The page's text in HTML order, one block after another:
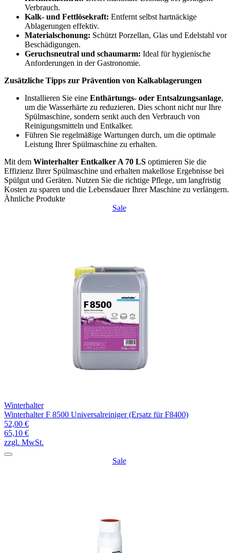
Verbrauch.
Kalk- und Fettlösekraft: Entfernt selbst hartnäckige
Ablagerungen effektiv.
Materialschonung: Schützt Porzellan, Glas und Edelstahl vor
Beschädigungen.
Geruchsneutral und schaumarm: Ideal für hygienische
Anforderungen in der Gastronomie.
Zusätzliche Tipps zur Prävention von Kalkablagerungen
Installieren Sie eine Enthärtungs- oder Entsalzungsanlage,
um die Wasserhärte zu reduzieren. Dies schont nicht nur Ihre
Spülmaschine, sondern senkt auch den Verbrauch von
Reinigungsmitteln und Entkalker.
Führen Sie regelmäßige Wartungen durch, um die optimale
Leistung Ihrer Spülmaschine zu erhalten.
Mit dem Winterhalter Entkalker A 70 LS optimieren Sie die
Effizienz Ihrer Spülmaschine und erhalten makellose Ergebnisse bei
Spülgut und Geräten. Nutzen Sie die richtige Pflege, um langfristig
Kosten zu sparen und die Lebensdauer Ihrer Maschine zu verlängern.
Ähnliche Produkte
Sale
Winterhalter
Winterhalter F 8500 Universalreiniger (Ersatz für F8400)
52,00 €
65,10 €
zzgl. MwSt.
Sale